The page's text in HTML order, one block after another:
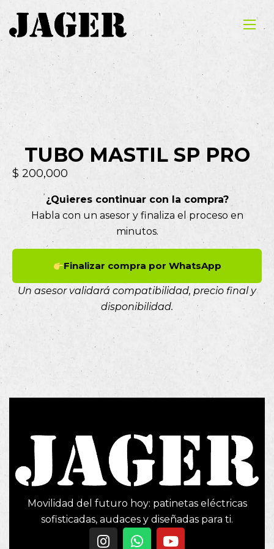
TUBO MASTIL SP PRO
$ 200,000
¿Quieres continuar con la compra?
Habla con un asesor y finaliza el proceso en
minutos.
Finalizar compra por WhatsApp
Un asesor validará compatibilidad, precio final y
disponibilidad.
Movilidad del futuro hoy: patinetas eléctricas
sofisticadas, audaces y diseñadas para ti.